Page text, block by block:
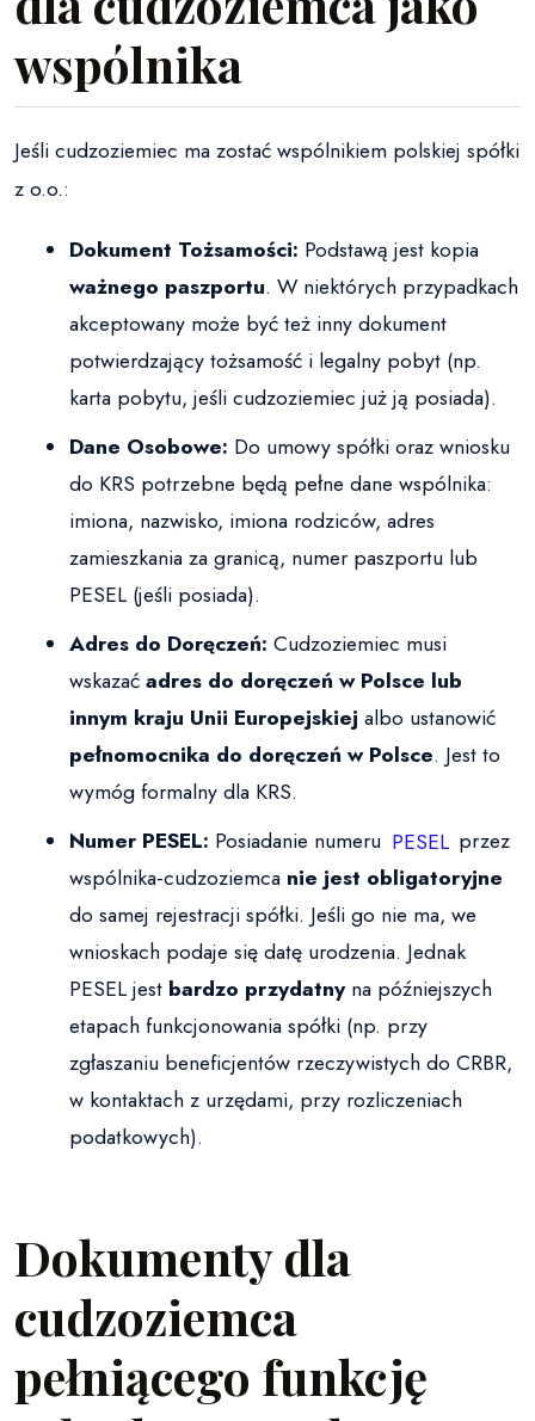
wspólnika
Jeśli cudzoziemiec ma zostać wspólnikiem polskiej spółki
z o.o.:
Dokument Tożsamości: Podstawą jest kopia
ważnego paszportu. W niektórych przypadkach
akceptowany może być też inny dokument
potwierdzający tożsamość i legalny pobyt (np.
karta pobytu, jeśli cudzoziemiec już ją posiada).
Dane Osobowe: Do umowy spółki oraz wniosku
do KRS potrzebne będą pełne dane wspólnika:
imiona, nazwisko, imiona rodziców, adres
zamieszkania za granicą, numer paszportu lub
PESEL (jeśli posiada).
Adres do Doręczeń: Cudzoziemiec musi
wskazaćadres do doręczeń w Polsce lub
innym kraju Unii Europejskiej albo ustanowić
pełnomocnika do doręczeń w Polsce. Jest to
wymóg formalny dla KRS.
Numer PESEL: Posiadanie numeru PESEL przez
wspólnika-cudzoziemca nie jest obligatoryjne
do samej rejestracji spółki. Jeśli go nie ma, we
wnioskach podaje się datę urodzenia. Jednak
PESEL jest bardzo przydatnyna późniejszych
etapach funkcjonowania spółki (np. przy
zgłaszaniu beneficjentów rzeczywistych do CRBR,
w kontaktach z urzędami, przy rozliczeniach
podatkowych).
Dokumenty dla
cudzoziemca
pełniącego funkcję